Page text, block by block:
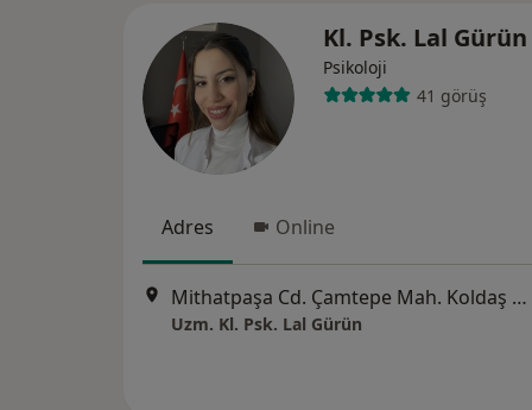
Kl. Psk. Lal Gürün
Psikoloji
41 görüş
Adres Online
Mithatpaşa Cd. Çamtepe Mah. Koldaş Sk. No:1 D:1, İzmir
Uzm. Kl. Psk. Lal Gürün